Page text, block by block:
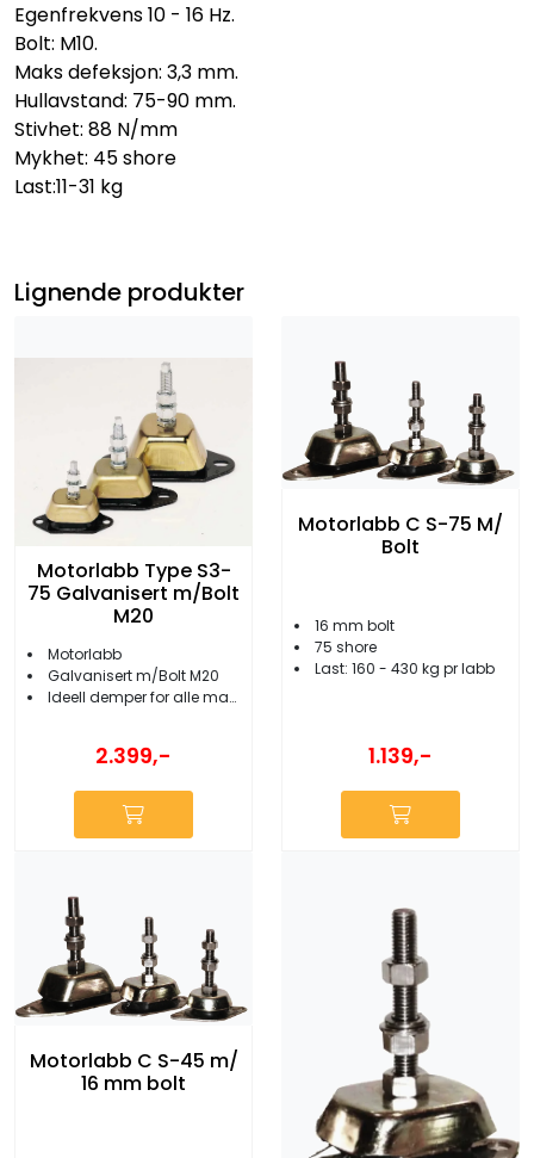
Egenfrekvens 10 - 16 Hz.
Bolt: M10.
Maks defeksjon: 3,3 mm.
Hullavstand: 75-90 mm.
Stivhet: 88 N/mm
Mykhet: 45 shore
Last:11-31 kg
Lignende produkter
Motorlabb Type S3-
75 Galvanisert m/Bolt
M20
Motorlabb
Galvanisert m/Bolt M20
Ideell demper for alle marinemotorer
2.399,-
Motorlabb C S-75 M/
Bolt
16 mm bolt
75 shore
Last: 160 - 430 kg pr labb
1.139,-
Motorlabb C S-45 m/
16 mm bolt